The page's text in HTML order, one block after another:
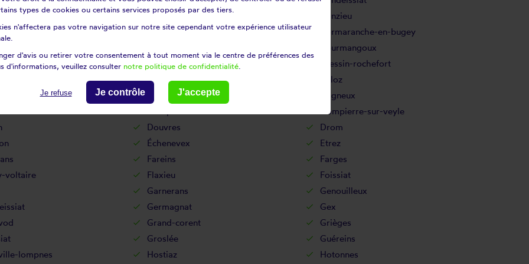
Contrevoz
Conzieu
Corlier
Cormaranche-en-bugey
Courmangoux
Cras-sur-reyssouze
Cressin-rochefort
Cruzilles-lès-mépillat
Culoz
Dagneux
Dompierre-sur-veyle
Douvres
Drom
Échenevex
Etrez
Fareins
Farges
voltaire Flaxieu
Foissiat
Garnerans
Genouilleux
Germagnat
Gex
Grand-corent
Grièges
Groslée
Guéreins
lompnes Hostiaz
Hotonnes
types de cookies ou certains services proposés par des tiers.
n'affectera pas votre navigation sur notre site cependant votre expérience utilisateur
d'avis ou retirer votre consentement à tout moment via le centre de préférences des
d'informations, veuillez consulter notre politique de confidentialité
Je refuse Je contrôle J'accepte